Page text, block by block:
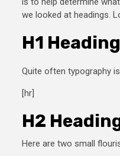
we looked at headings.
H1 Heading
Quite often typography
[hr]
H2
Here are two small